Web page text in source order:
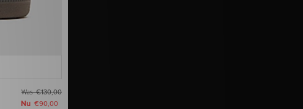
Was€130,00
Nu €90,00